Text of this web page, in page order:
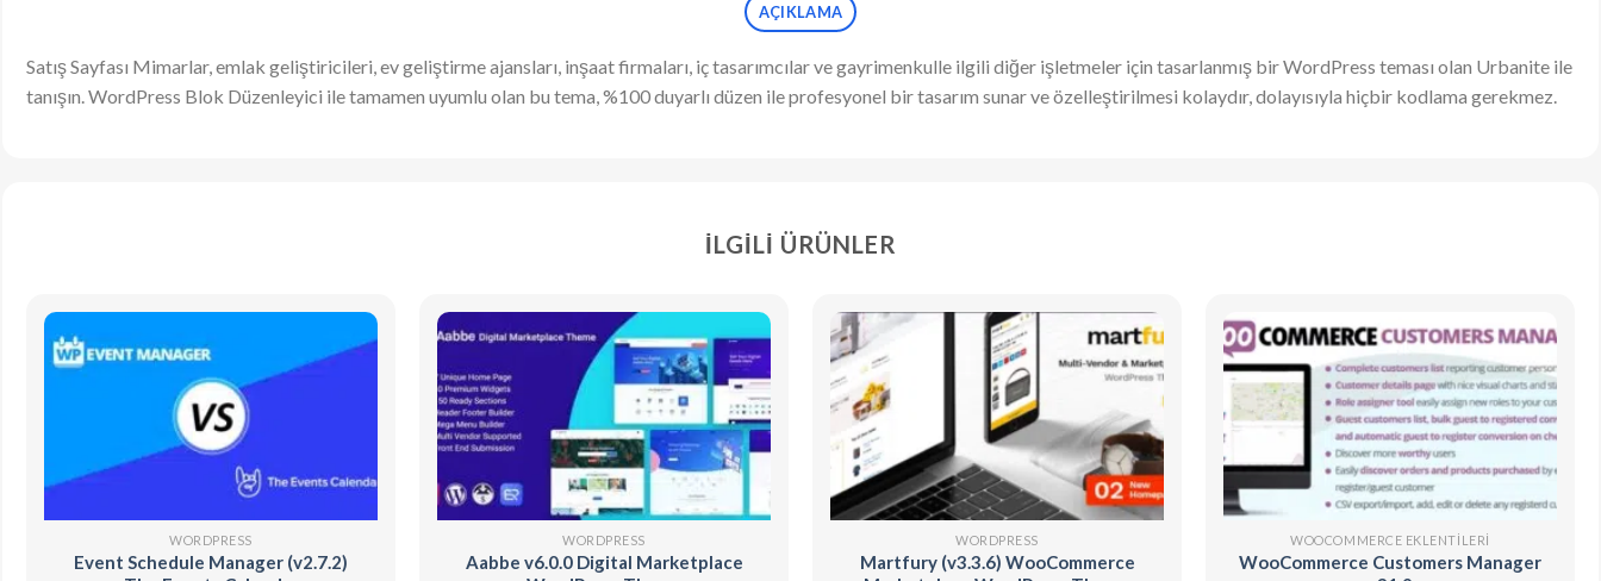
AÇIKLAMA
Satış Sayfası Mimarlar, emlak geliştiricileri, ev geliştirme ajansları, inşaat firmaları, iç tasarımcılar ve gayrimenkulle ilgili diğer işletmeler için tasarlanmış bir WordPress teması olan Urbanite ile
tanışın. WordPress Blok Düzenleyici ile tamamen uyumlu olan bu tema, %100 duyarlı düzen ile profesyonel bir tasarım sunar ve özelleştirilmesi kolaydır, dolayısıyla hiçbir kodlama gerekmez.
İLGILI ÜRÜNLER
WORDPRESS
Event Schedule Manager (v2.7.2)
WORDPRESS
Aabbe v6.0.0 Digital Marketplace
WORDPRESS
Martfury (v3.3.6) WooCommerce
WOOCOMMERCE EKLENTILERI
WooCommerce Customers Manager